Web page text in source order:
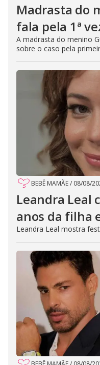
Madrasta do
fala pela 1ª
A madrasta do menino
sobre o caso pela
BEBÊ MAMÃE/ 08/08/
Leandra Leal
anos da filha
Leandra Leal mostra